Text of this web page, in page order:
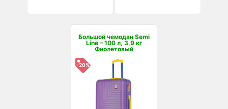
Большой чемодан Semi
Line – 100 л, 3,9 кг
Фиолетовый
-20%